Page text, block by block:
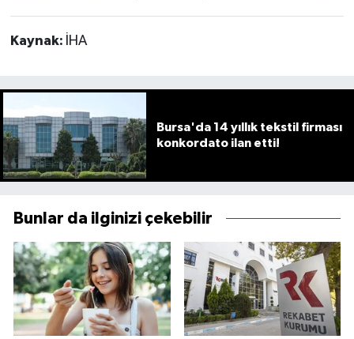
Kaynak: İHA
Bursa'da 14 yıllık tekstil firması
konkordato ilan etti!
Bunlar da ilginizi çekebilir